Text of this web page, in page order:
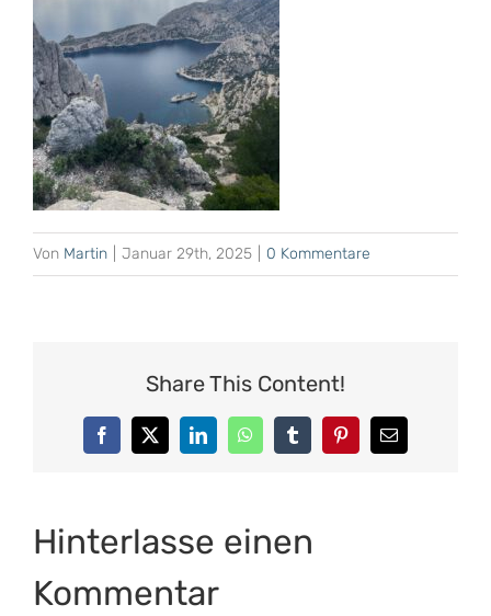
Von Martin Januar 29th, 2025 0 Kommentare
Share This Content!
Facebook
X LinkedInWhatsAppTumblrPinterest
E-
Mail
Hinterlasse einen
Kommentar